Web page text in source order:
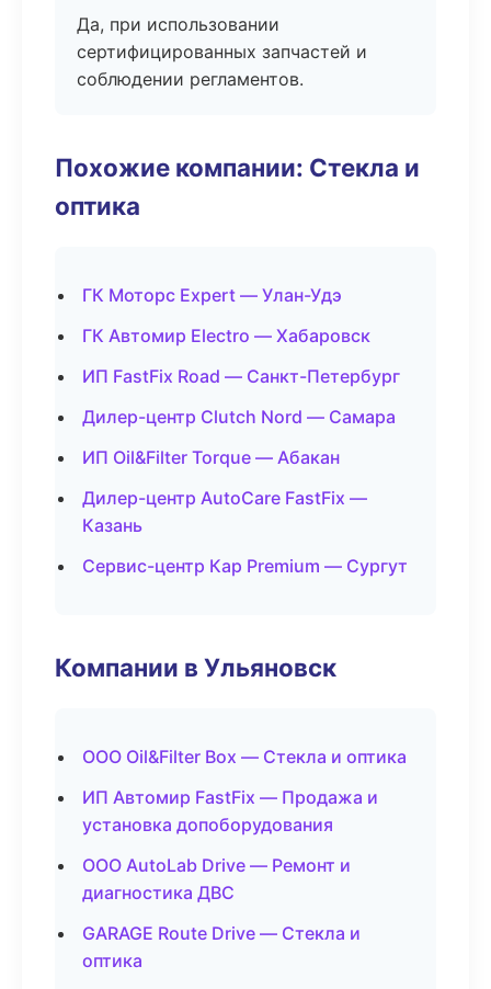
Да, при использовании
сертифицированных запчастей и
соблюдении регламентов.
Похожие компании: Стекла и
оптика
ГК Моторс Expert — Улан-Удэ
ГК Автомир Electro — Хабаровск
ИП FastFix Road — Санкт-Петербург
Дилер-центр Clutch Nord — Самара
ИП Oil&Filter Torque — Абакан
Дилер-центр AutoCare FastFix —
Казань
Сервис-центр Кар Premium — Сургут
Компании в Ульяновск
ООО Oil&Filter Box — Стекла и оптика
ИП Автомир FastFix — Продажа и
установка допоборудования
ООО AutoLab Drive — Ремонт и
диагностика ДВС
GARAGE Route Drive — Стекла и
оптика